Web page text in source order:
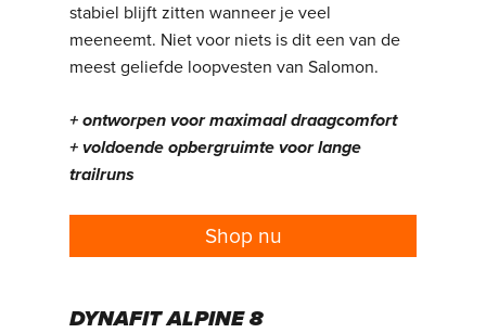
stabiel blijft zitten wanneer je veel
meeneemt. Niet voor niets is dit een van de
meest geliefde loopvesten van Salomon.
+ ontworpen voor maximaal draagcomfort
+ voldoende opbergruimte voor lange
trailruns
Shop nu
DYNAFIT ALPINE 8